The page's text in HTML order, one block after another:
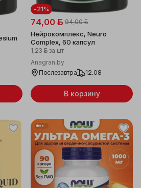
-21%
74,00 ƃ 94,00 ƃ
Нейрокомплекс, Neuro
Complex, 60 капсул
1,23 ƃ за шт
Anagran.by
Послезавтра
12.08
В корзину